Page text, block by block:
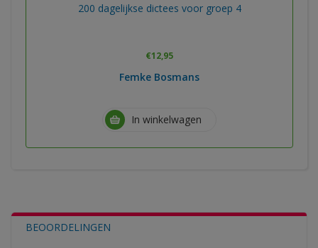
200 dagelijkse dictees voor groep 4
€12,95
Femke Bosmans
In winkelwagen
BEOORDELINGEN